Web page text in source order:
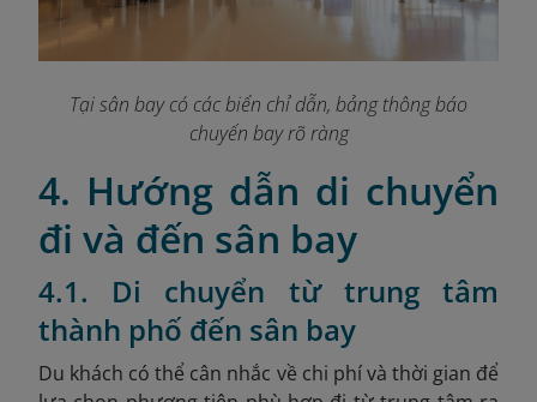
Tại sân bay có các biển chỉ dẫn, bảng thông báo
chuyến bay rõ ràng
4. Hướng dẫn di chuyển
đi và đến sân bay
4.1. Di chuyển từ trung tâm
thành phố đến sân bay
Du khách có thể cân nhắc về chi phí và thời gian để